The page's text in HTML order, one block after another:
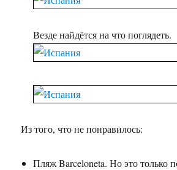
Везде найдётся на что поглядеть.
Из того, что не понравилось:
Пляж Barceloneta. Но это только